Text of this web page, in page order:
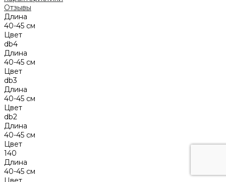
Отзывы
Длина
40-45 см
Цвет
db4
Длина
40-45 см
Цвет
db3
Длина
40-45 см
Цвет
db2
Длина
40-45 см
Цвет
140
Длина
40-45 см